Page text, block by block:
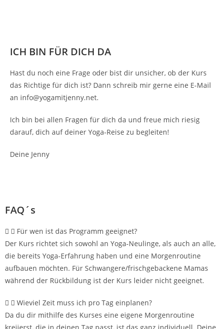
ICH BIN FÜR DICH DA
Hast du noch eine Frage oder bist dir unsicher, ob der Kurs
das Richtige für dich ist? Dann schreib mir gerne eine E-Mail
an info@yogamitjenny.net.
Ich bin bei allen Fragen für dich da und freue mich riesig
darauf, dich auf deiner Yoga-Reise zu begleiten!
Deine Jenny
FAQ´s
Für wen ist das Programm geeignet?
Der Kurs richtet sich sowohl an Yoga-Neulinge, als auch an alle,
die bereits Yoga-Erfahrung haben und eine Morgenroutine
aufbauen möchten. Für Schwangere/frischgebackene Mamas
während der Rückbildung ist der Kurs leider nicht geeignet.
Wieviel Zeit muss ich pro Tag einplanen?
Da du dir mithilfe des Kurses eine eigene Morgenroutine
kreiierst, die in deinen Tag passt, ist das ganz individuell. Deine